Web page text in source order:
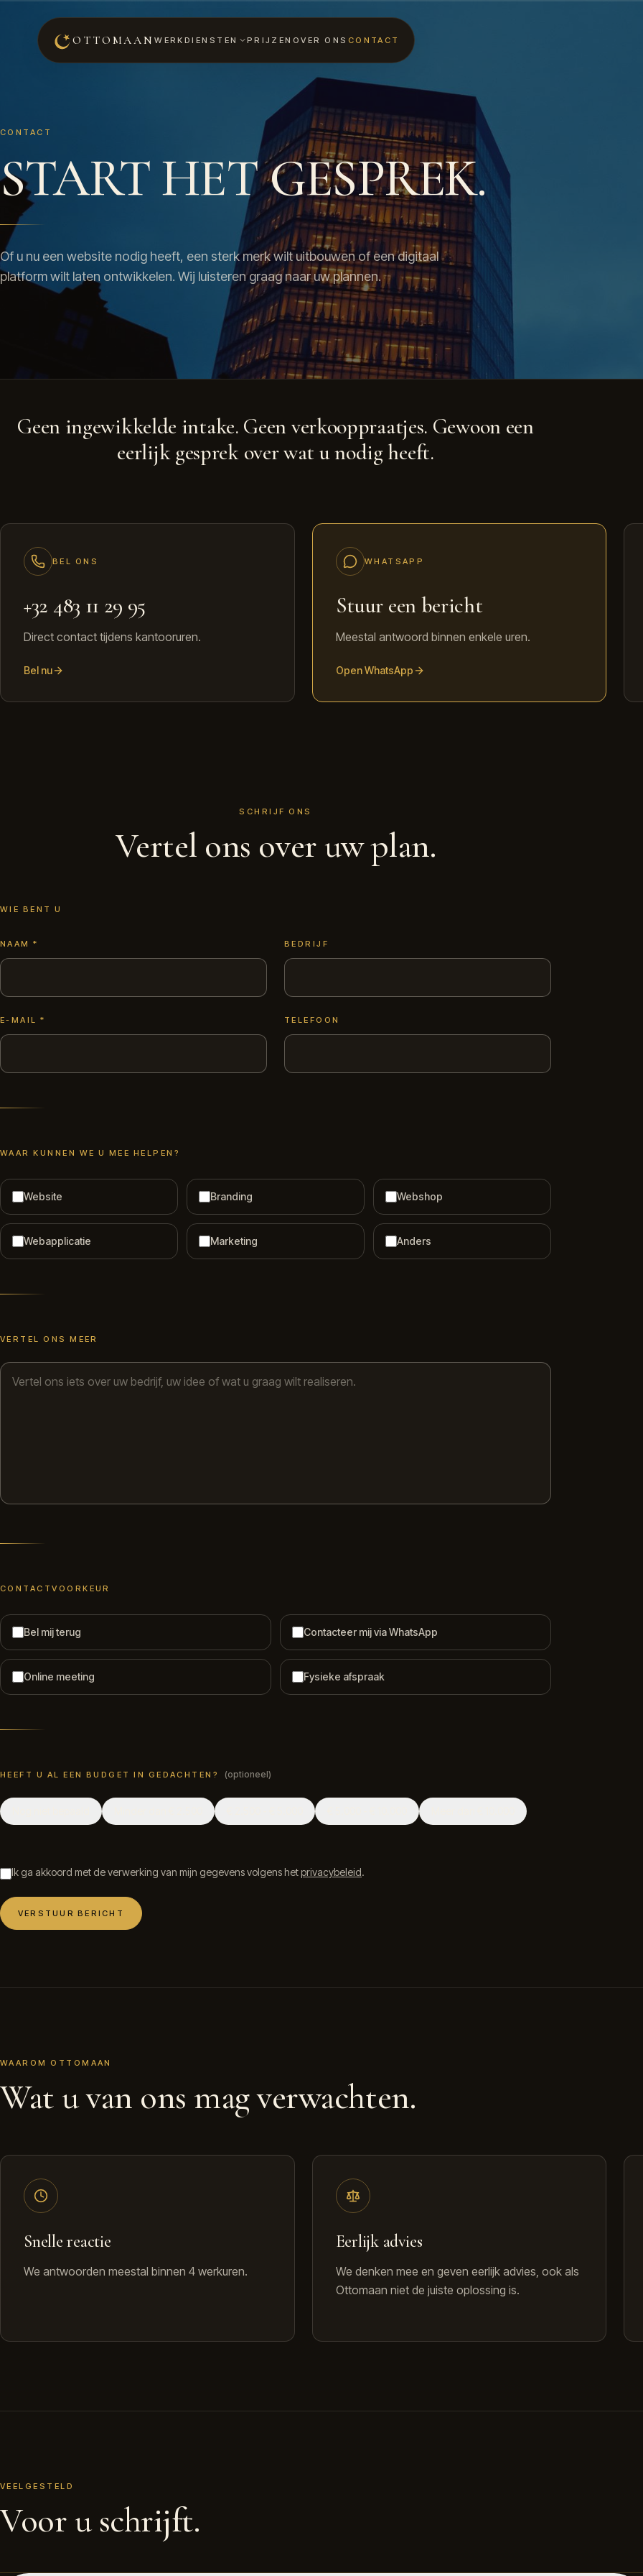
OTTOMAANWERK DIENSTEN PRIJZEN OVER ONS CONTACT
CONTACT
START HET GESPREK.
Of u nu een website nodig heeft, een sterk merk wilt uitbouwen of een digitaal
platform wilt laten ontwikkelen. Wij luisteren graag naar uw plannen.
Geen ingewikkelde intake. Geen verkooppraatjes. Gewoon een
eerlijk gesprek over wat u nodig heeft.
BEL ONS
+32 483 11 29 95
Direct contact tijdens kantooruren.
Bel nu
WHATSAPP
Stuur een bericht
Meestal antwoord binnen enkele uren.
Open WhatsApp
SCHRIJF ONS
Vertel ons over uw plan.
WIE BENT U
NAAM * BEDRIJF
E-MAIL * TELEFOON
WAAR KUNNEN WE U MEE HELPEN?
Website Branding Webshop
Webapplicatie Marketing Anders
VERTEL ONS MEER
CONTACTVOORKEUR
Bel mij terug Contacteer mij via WhatsApp
Online meeting Fysieke afspraak
HEEFT U AL EEN BUDGET IN GEDACHTEN? (optioneel)
Ik ga akkoord met de verwerking van mijn gegevens volgens hetprivacybeleid.
VERSTUUR BERICHT
WAAROM OTTOMAAN
Wat u van ons mag verwachten.
Snelle reactie
We antwoorden meestal binnen 4 werkuren.
Eerlijk advies
We denken mee en geven eerlijk advies, ook als
Ottomaan niet de juiste oplossing is.
VEELGESTELD
Voor u schrijft.